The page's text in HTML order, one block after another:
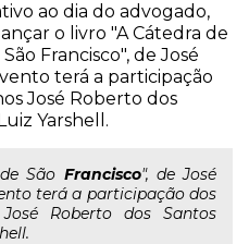
ao dia do advogado,
o livro "A Cátedra de
Francisco", de José
terá a participação
José Roberto dos
Yarshell.
São Francisco", de José
terá a participação dos
Roberto dos Santos